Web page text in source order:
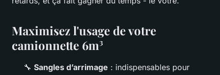
Maximisez l'usage de votre
camionnette 6m³
🔧 Sangles d’arrimage : indispensables pour